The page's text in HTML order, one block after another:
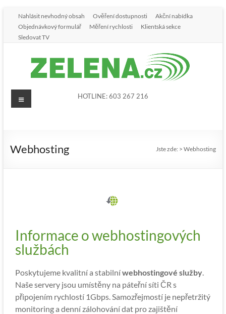
Nahlásit nevhodný obsah Ověření dostupnosti
Akční nabídka
Objednávkový formulář
Měření rychlosti
Klientská sekce
Sledovat TV
HOTLINE: 603 267 216
Webhosting Jste zde: >Webhosting
Informace o webhostingových
službách
Poskytujeme kvalitní a stabilníwebhostingové služby.
Naše servery jsou umístěny na páteřní síti ČR s
připojením rychlostí 1Gbps. Samozřejmostí je nepřetržitý
monitoring a denní zálohování dat pro zajištění